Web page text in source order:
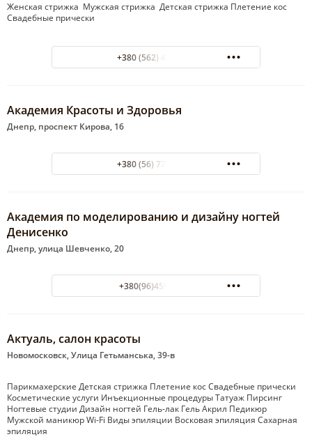
Женская стрижка Мужская стрижка Детская стрижка Плетение кос
Свадебные прически
+380 (562) 42-59-06
Академия Красоты и Здоровья
Днепр, проспект Кирова, 16
+380 (56) 770-31-95
Академия по моделированию и дизайну ногтей
Денисенко
Днепр, улица Шевченко, 20
+380(96)459-77-69
Актуаль, салон красоты
Новомосковск, Улица Гетьманська, 39-в
Парикмахерские Детская стрижка Плетение кос Свадебные прически
Косметические услуги Инъекционные процедуры Татуаж Пирсинг
Ногтевые студии Дизайн ногтей Гель-лак Гель Акрил Педикюр
Мужской маникюр Wi-Fi Виды эпиляции Восковая эпиляция Сахарная
эпиляция